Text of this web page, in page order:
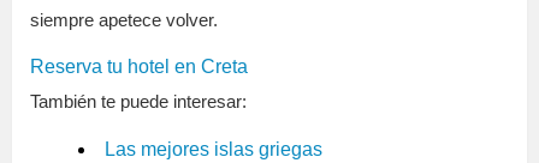
siempre apetece volver.
Reserva tu hotel en Creta
También te puede interesar:
Las mejores islas griegas